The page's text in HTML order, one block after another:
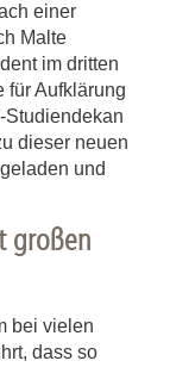
einer
Malte
im dritten
für Aufklärung
Studiendekan
dieser neuen
und
großen
bei vielen
dass so